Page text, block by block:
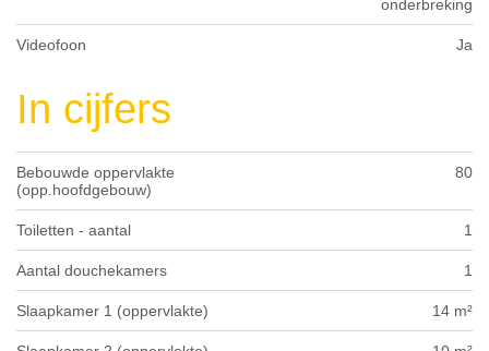
onderbreking
Videofoon Ja
In cijfers
Bebouwde oppervlakte
(opp.hoofdgebouw)
80
Toiletten - aantal 1
Aantal douchekamers 1
Slaapkamer 1 (oppervlakte) 14 m²